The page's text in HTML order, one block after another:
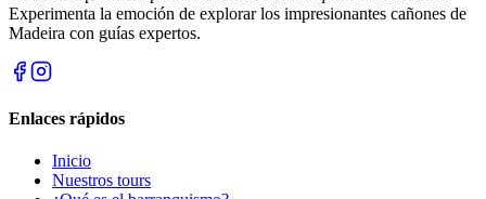
Experimenta la emoción de explorar los impresionantes cañones de
Madeira con guías expertos.
Enlaces rápidos
Inicio
Nuestros tours